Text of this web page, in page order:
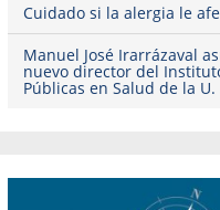
Cuidado si la alergia le
Manuel José Irarrázaval
nuevo director del
Públicas en Salud de la U.